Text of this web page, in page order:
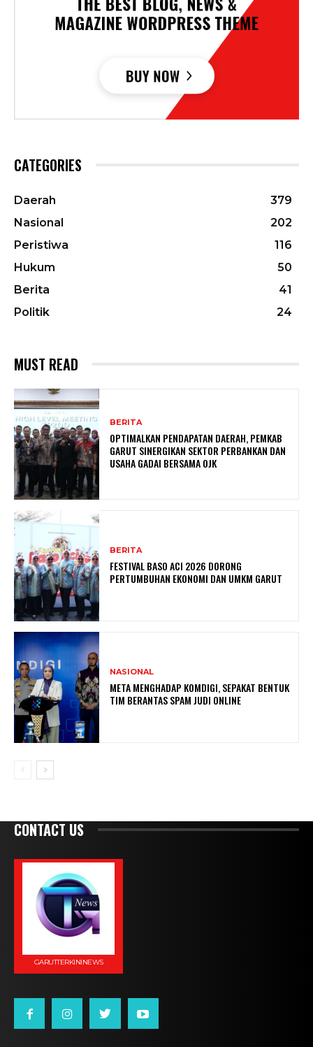
CATEGORIES
Daerah
379
Nasional
202
Peristiwa
116
Hukum
50
Berita
41
Politik
24
MUST READ
BERITA
OPTIMALKAN PENDAPATAN DAERAH, PEMKAB
GARUT SINERGIKAN SEKTOR PERBANKAN DAN
USAHA GADAI BERSAMA OJK
BERITA
FESTIVAL BASO ACI 2026 DORONG
PERTUMBUHAN EKONOMI DAN UMKM GARUT
NASIONAL
META MENGHADAP KOMDIGI, SEPAKAT BENTUK
TIM BERANTAS SPAM JUDI ONLINE
CONTACT US
GARUTTERKININEWS